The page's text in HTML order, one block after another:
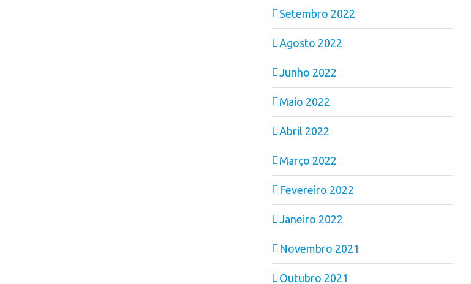
Setembro 2022
Agosto 2022
Junho 2022
Maio 2022
Abril 2022
Março 2022
Fevereiro 2022
Janeiro 2022
Novembro 2021
Outubro 2021